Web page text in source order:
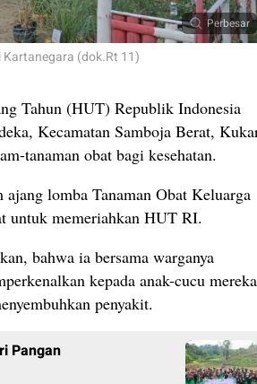
Perbesar
(dok.Rt 11)
Tahun (HUT) Republik Indonesia
Kecamatan Samboja Berat,
tanaman obat bagi kesehatan.
lomba Tanaman Obat Keluarga
untuk memeriahkan HUT RI.
bahwa ia bersama warganya
kepada anak-cucu mereka
penyakit.
Pangan